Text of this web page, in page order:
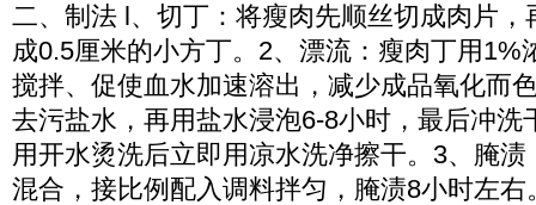
二、制法 l、切丁：将瘦肉先顺丝切成肉片，
成0.5厘米的小方丁。2、漂流：瘦肉丁用1%
搅拌、促使血水加速溶出，减少成品氧化而
去污盐水，再用盐水浸泡6-8小时，最后冲洗
用开水烫洗后立即用凉水洗净擦干。3、腌
混合，接比例配入调料拌匀，腌渍8小时左